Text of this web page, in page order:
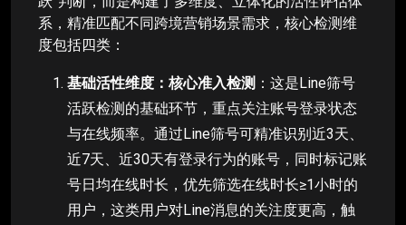
系，精准匹配不同跨境营销场景需求，核心检测维
度包括四类：
基础活性维度：核心准入检测 ：这是Line筛号
活跃检测的基础环节，重点关注账号登录状态
与在线频率。通过Line筛号可精准识别近3天、
近7天、近30天有登录行为的账号，同时标记账
号日均在线时长，优先筛选在线时长≥1小时的
用户，这类用户对Line消息的关注度更高，触